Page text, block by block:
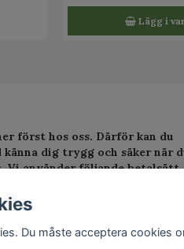
Lägg i
först hos oss. Därför kan du
dig trygg och säker när
Vi använder följande betalsätt.
Du måste acceptera cookies